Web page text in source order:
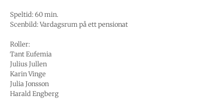
Speltid: 60 min.
Scenbild: Vardagsrum på ett pensionat
Roller:
Tant Eufemia
Julius Jullen
Karin Vinge
Julia Jonsson
Harald Engberg